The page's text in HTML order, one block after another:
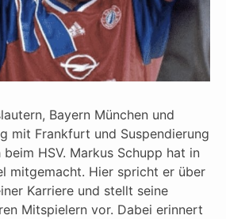
Bayern München und
mit Frankfurt und Suspendierung
HSV. Markus Schupp hat in
mitgemacht. Hier spricht er über
Karriere und stellt seine
Mitspielern vor. Dabei erinnert